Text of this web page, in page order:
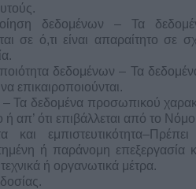
δεδομένων – Τα
σε ό,τι είναι απαραίτητο
δεδομένων – Τα
να επικαιροποιούνται.
Τα δεδομένα προσωπικού
ή απ’ ότι επιβάλλεται από το Νόμο
και
ή παράνομη επεξεργασία
ή οργανωτικά μέτρα.